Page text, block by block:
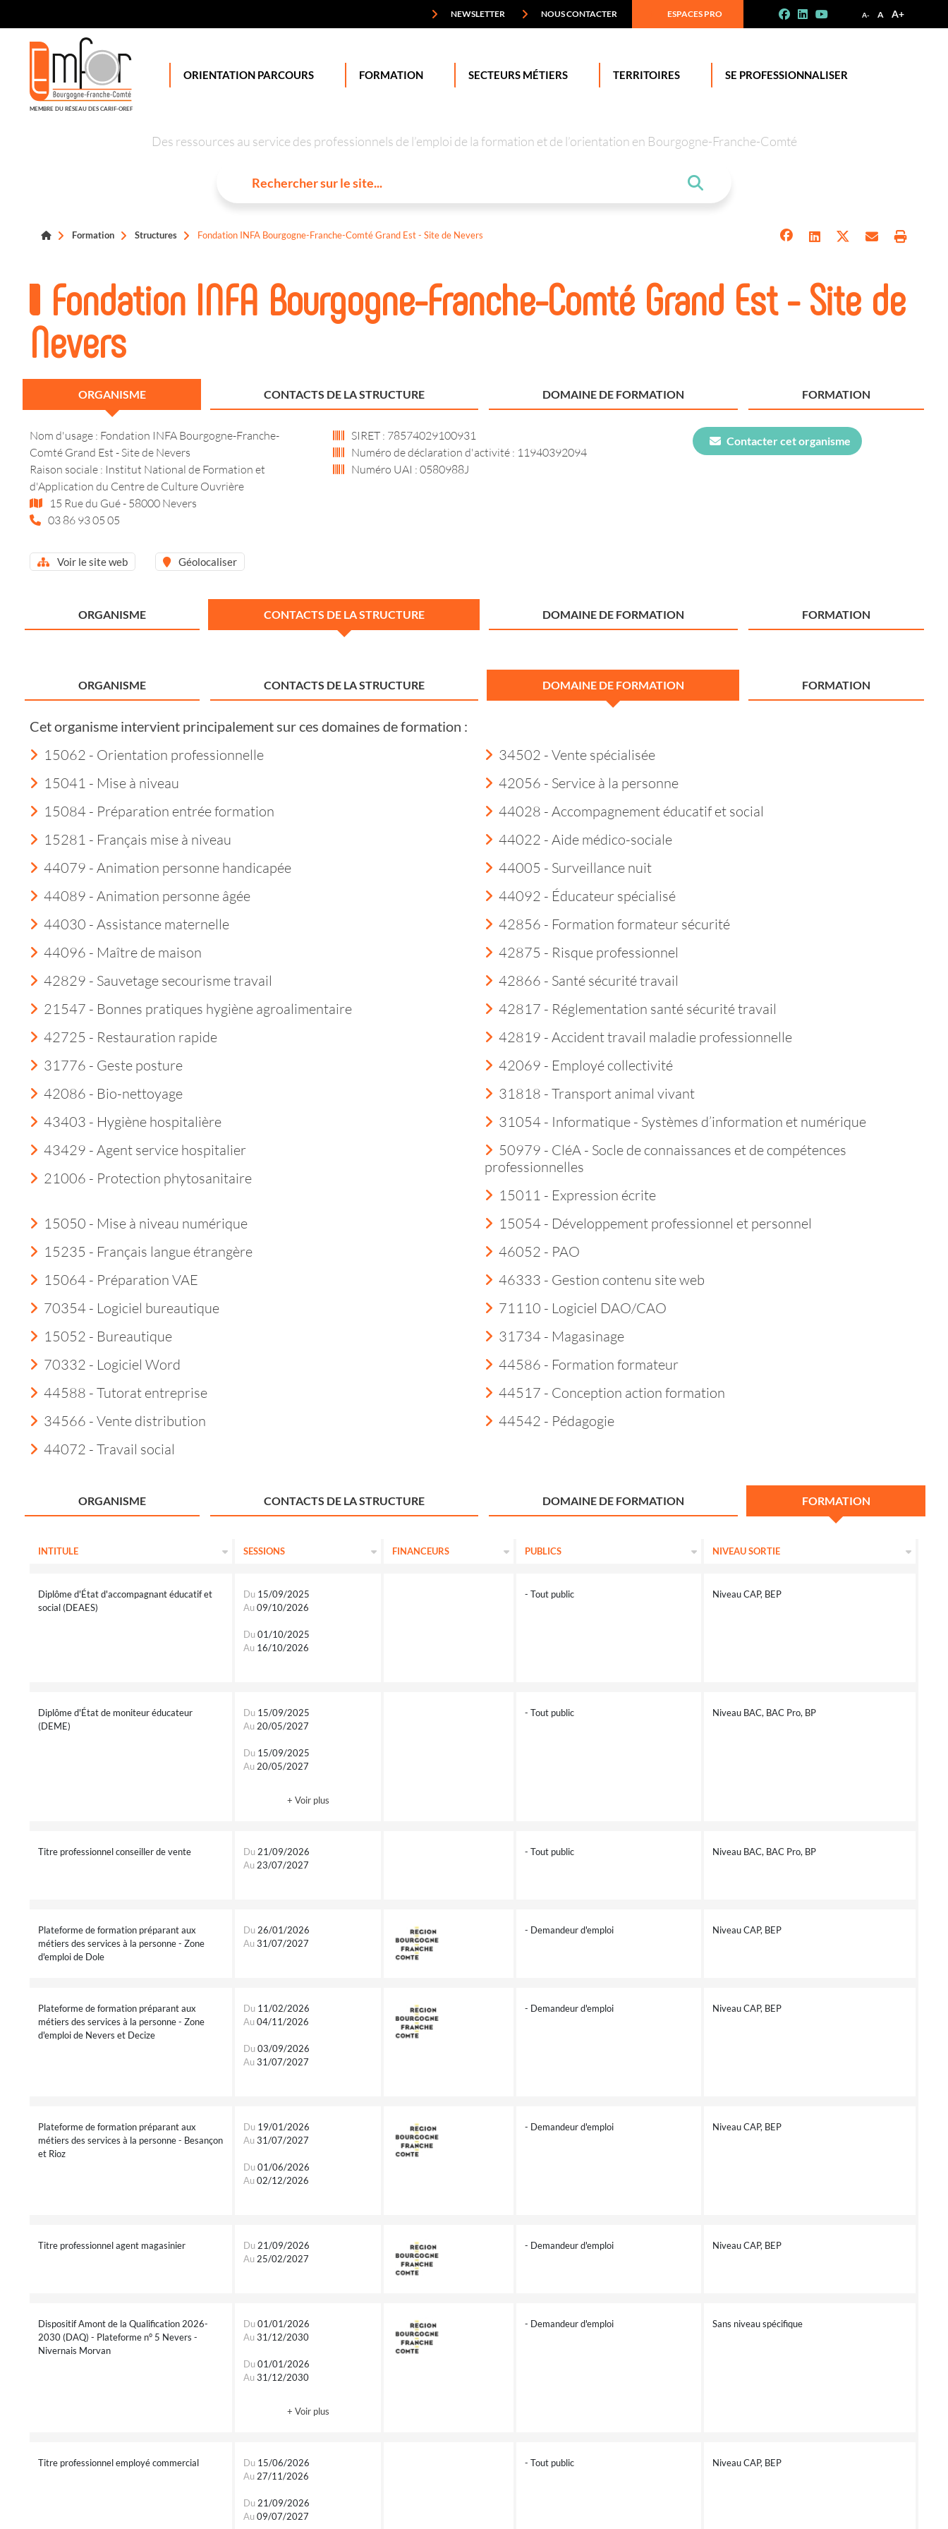
A- A A+
NEWSLETTER NOUS CONTACTER ESPACES PRO
MEMBRE DU RÉSEAU DES CARIF-OREF
ORIENTATION PARCOURS FORMATION SECTEURS MÉTIERS TERRITOIRES SE PROFESSIONNALISER
Des ressources au service des professionnels de l’emploi de la formation et de l’orientation en Bourgogne-Franche-Comté
Formation Structures Fondation INFA Bourgogne-Franche-Comté Grand Est - Site de Nevers
Fondation INFA Bourgogne-Franche-Comté Grand Est - Site de
Nevers
ORGANISME CONTACTS DE LA STRUCTURE DOMAINE DE FORMATION FORMATION
Nom d'usage : Fondation INFA Bourgogne-Franche-
Comté Grand Est - Site de Nevers
Raison sociale : Institut National de Formation et
d'Application du Centre de Culture Ouvrière
15 Rue du Gué - 58000 Nevers
03 86 93 05 05
SIRET : 78574029100931
Numéro de déclaration d'activité : 11940392094
Numéro UAI : 0580988J
Voir le site web Géolocaliser
Contacter cet organisme
ORGANISME CONTACTS DE LA STRUCTURE DOMAINE DE FORMATION FORMATION
ORGANISME CONTACTS DE LA STRUCTURE DOMAINE DE FORMATION FORMATION
Cet organisme intervient principalement sur ces domaines de formation :
15062 - Orientation professionnelle
15041 - Mise à niveau
15084 - Préparation entrée formation
15281 - Français mise à niveau
34502 - Vente spécialisée
42056 - Service à la personne
44028 - Accompagnement éducatif et social
44022 - Aide médico-sociale
44079 - Animation personne handicapée
44089 - Animation personne âgée
44030 - Assistance maternelle
44096 - Maître de maison
44005 - Surveillance nuit
44092 - Éducateur spécialisé
42856 - Formation formateur sécurité
42875 - Risque professionnel
42829 - Sauvetage secourisme travail
21547 - Bonnes pratiques hygiène agroalimentaire
42725 - Restauration rapide
31776 - Geste posture
42866 - Santé sécurité travail
42817 - Réglementation santé sécurité travail
42819 - Accident travail maladie professionnelle
42069 - Employé collectivité
42086 - Bio-nettoyage
43403 - Hygiène hospitalière
43429 - Agent service hospitalier
21006 - Protection phytosanitaire
31818 - Transport animal vivant
31054 - Informatique - Systèmes d’information et numérique
50979 - CléA - Socle de connaissances et de compétences
professionnelles
15011 - Expression écrite
15050 - Mise à niveau numérique
15235 - Français langue étrangère
15064 - Préparation VAE
70354 - Logiciel bureautique
15054 - Développement professionnel et personnel
46052 - PAO
46333 - Gestion contenu site web
71110 - Logiciel DAO/CAO
15052 - Bureautique
70332 - Logiciel Word
44588 - Tutorat entreprise
34566 - Vente distribution
31734 - Magasinage
44586 - Formation formateur
44517 - Conception action formation
44542 - Pédagogie
44072 - Travail social
ORGANISME CONTACTS DE LA STRUCTURE DOMAINE DE FORMATION FORMATION
INTITULE SESSIONS FINANCEURS PUBLICS NIVEAU SORTIE
Diplôme d'État d'accompagnant éducatif et
social (DEAES)
Du 15/09/2025
Au 09/10/2026
Du 01/10/2025
Au 16/10/2026
- Tout public Niveau CAP, BEP
Diplôme d'État de moniteur éducateur
(DEME)
Du 15/09/2025
Au 20/05/2027
Du 15/09/2025
Au 20/05/2027
+ Voir plus
- Tout public Niveau BAC, BAC Pro, BP
Titre professionnel conseiller de vente Du 21/09/2026
Au 23/07/2027
- Tout public Niveau BAC, BAC Pro, BP
Plateforme de formation préparant aux
métiers des services à la personne - Zone
d'emploi de Dole
Du 26/01/2026
Au 31/07/2027
- Demandeur d'emploi Niveau CAP, BEP
Plateforme de formation préparant aux
métiers des services à la personne - Zone
d'emploi de Nevers et Decize
Du 11/02/2026
Au 04/11/2026
Du 03/09/2026
Au 31/07/2027
- Demandeur d'emploi Niveau CAP, BEP
Plateforme de formation préparant aux
métiers des services à la personne - Besançon
et Rioz
Du 19/01/2026
Au 31/07/2027
Du 01/06/2026
Au 02/12/2026
- Demandeur d'emploi Niveau CAP, BEP
Titre professionnel agent magasinier Du 21/09/2026
Au 25/02/2027
- Demandeur d'emploi Niveau CAP, BEP
Dispositif Amont de la Qualification 2026-
2030 (DAQ) - Plateforme n° 5 Nevers -
Nivernais Morvan
Du 01/01/2026
Au 31/12/2030
Du 01/01/2026
Au 31/12/2030
+ Voir plus
- Demandeur d'emploi Sans niveau spécifique
Titre professionnel employé commercial Du 15/06/2026
Au 27/11/2026
Du 21/09/2026
Au 09/07/2027
- Tout public Niveau CAP, BEP